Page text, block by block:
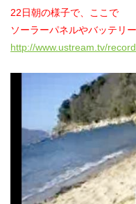
22日朝の様子で、ここで
ソーラーパネルやバッテリ
http://www.ustream.tv/